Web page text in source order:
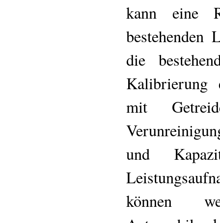
kann eine
die
Kalibrierung
mit
und
können